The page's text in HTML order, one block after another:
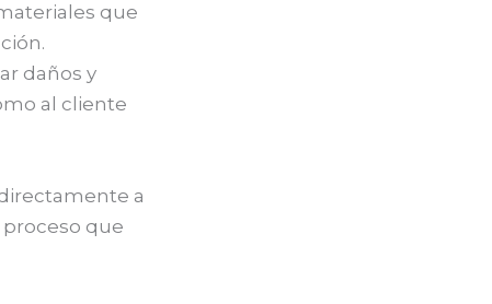
que
daños y
al cliente
a
proceso que